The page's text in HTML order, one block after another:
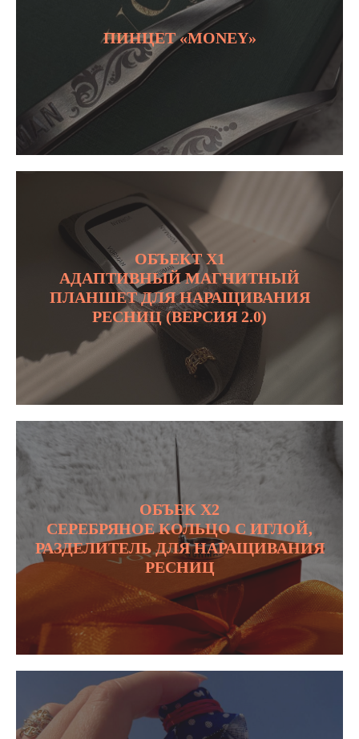
ПИНЦЕТ «MONEY»
ОБЪЕКТ Х1
АДАПТИВНЫЙ МАГНИТНЫЙ
ПЛАНШЕТ ДЛЯ НАРАЩИВАНИЯ
РЕСНИЦ (ВЕРСИЯ 2.0)
ОБЪЕК Х2
СЕРЕБРЯНОЕ КОЛЬЦО С ИГЛОЙ,
РАЗДЕЛИТЕЛЬ ДЛЯ НАРАЩИВАНИЯ
РЕСНИЦ